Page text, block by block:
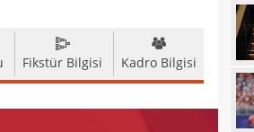
Fikstür Bilgisi Kadro Bilgisi